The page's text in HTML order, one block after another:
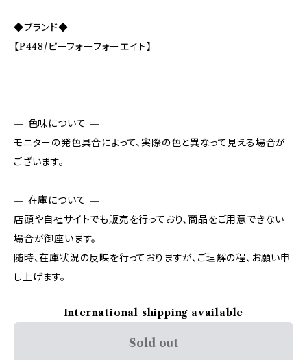
◆ブランド◆
【P448/ピーフォーフォーエイト】
— 色味について —
モニターの発色具合によって、実際の色と異なって見える場合が
ございます。
— 在庫について —
店頭や自社サイトでも販売を行っており、商品をご用意できない
場合が御座います。
随時、在庫状況の反映を行っておりますが、ご理解の程、お願い申
し上げます。
International shipping available
Sold out